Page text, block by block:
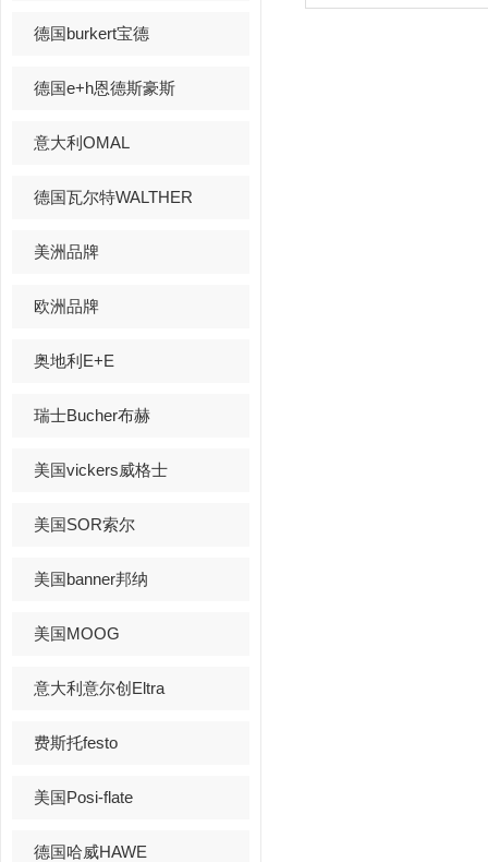
德国burkert宝德
德国e+h恩德斯豪斯
意大利OMAL
德国瓦尔特WALTHER
美洲品牌
欧洲品牌
奥地利E+E
瑞士Bucher布赫
美国vickers威格士
美国SOR索尔
美国banner邦纳
美国MOOG
意大利意尔创Eltra
费斯托festo
美国Posi-flate
德国哈威HAWE